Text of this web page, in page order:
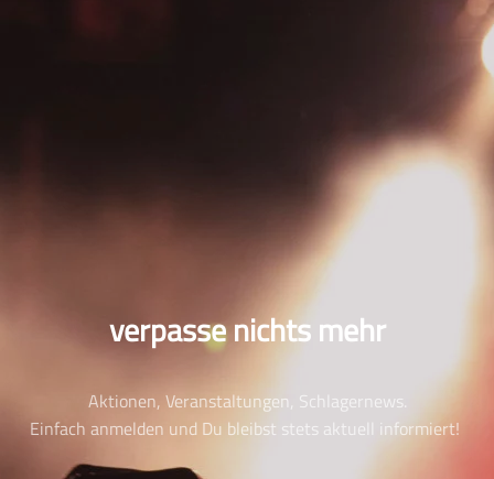
verpasse nichts mehr
Aktionen, Veranstaltungen, Schlagernews.
Einfach anmelden und Du bleibst stets aktuell informiert!